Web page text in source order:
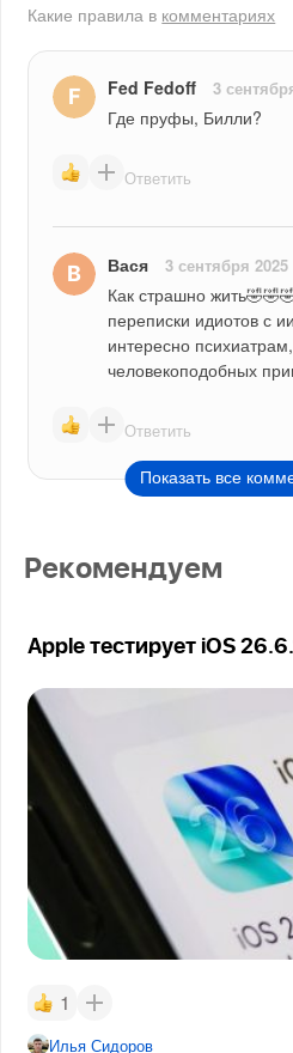
Какие правила в комментариях
Fed Fedoff 3
Где пруфы, Билли?
Ответить
Вася 3 сентября 2025
Как страшно
переписки идиотов с
интересно
человекоподобных
Ответить
Показать все
Рекомендуем
Apple тестирует iOS
1
Илья Сидоров